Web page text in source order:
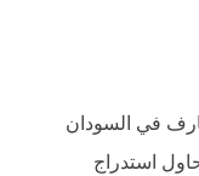
في السودان
استدراج